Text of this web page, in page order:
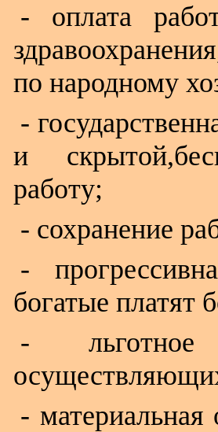
- оплата
по народному
-
и
работу;
- сохранение
-
богатые платят
- льготное
- материальная